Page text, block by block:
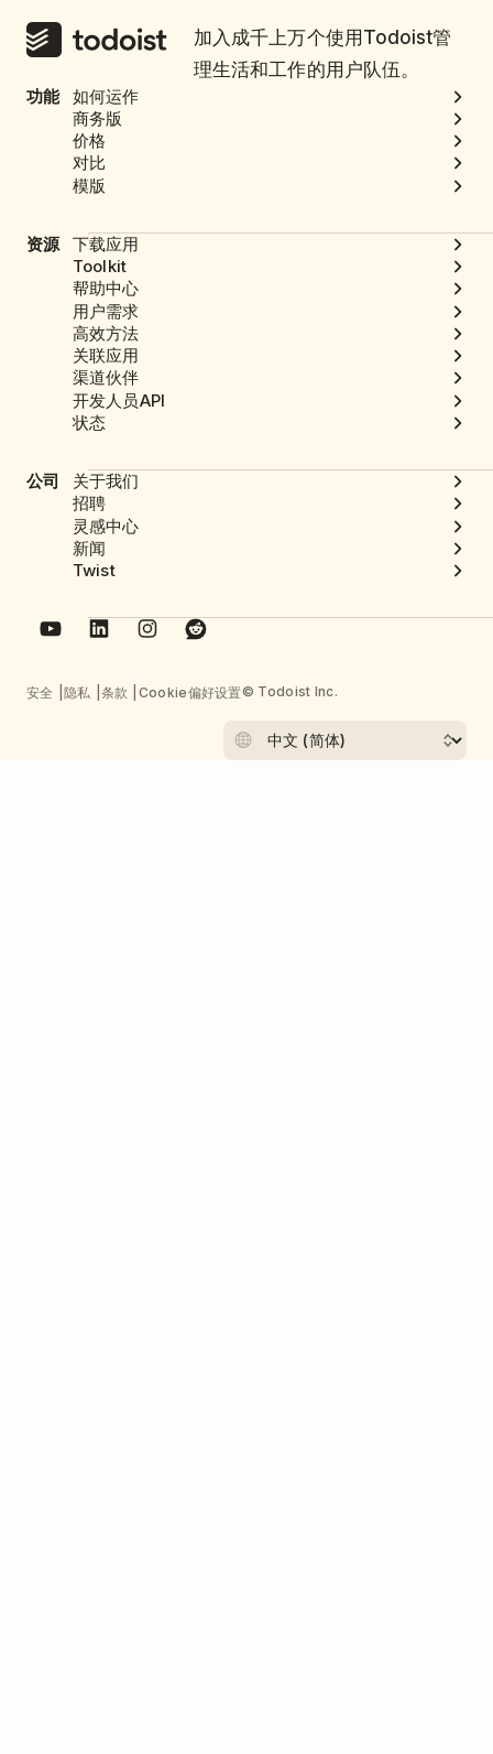
加入成千上万个使用Todoist管
理生活和工作的用户队伍。
功能
如何运作
商务版
价格
对比
模版
资源
下载应用
Toolkit
帮助中心
用户需求
高效方法
关联应用
渠道伙伴
开发人员API
状态
公司
关于我们
招聘
灵感中心
新闻
Twist
安全 隐私 条款 Cookie偏好设置© Todoist Inc.